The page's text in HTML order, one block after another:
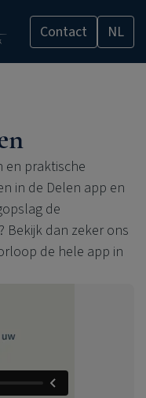
Contact NL
en praktische
in de Delen app en
de
Bekijk dan zeker ons
de hele app in